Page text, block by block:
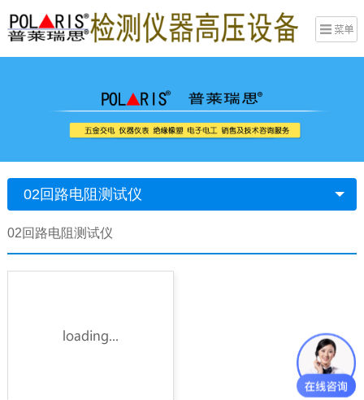
02回路电阻测试仪
02回路电阻测试仪